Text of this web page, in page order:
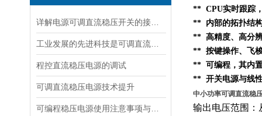
程控直流稳压电源的调试
可调直流稳压电源技术提升
** CPU实时跟踪
** 内部的拓扑结
** 高精度、高分
** 按键操作、飞
** 可编程，其内
** 开关电源与线
中小功率可调直流稳
输出电压范围：